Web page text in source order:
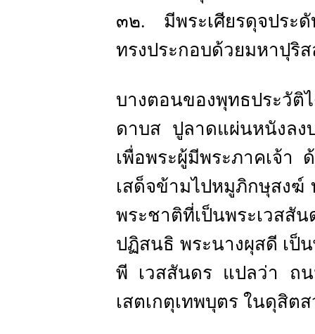
๓๒. มีพระเศียรดุจประ
ทรงประกอบด้วยมหาปุริ
บางตอนของพุทธประวั
ดาบส ปูลาดแผ่นหนังล
เพื่อพระผู้มีพระภาคเจ้า
เสด็จข้ามไปหมูภิกษุสงฆ์
พระชาติที่เป็นพระเวส
ปฏิสนธิ พระนางผุสดี เป็
พี เวสสันดร แปลว่า ถน
เสตเกตุเทพบุตร ในดุสิต